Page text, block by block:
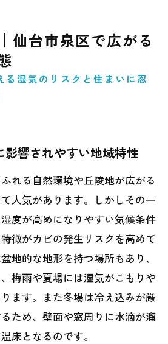
るカビ予防の習慣
心して暮らすために
仙台市泉区で広がる
る湿気のリスクと住まいに忍
響されやすい地域特性
れる自然環境や丘陵地が広がる
人気があります。しかしその一
度が高めになりやすい気候条件
徴がカビの発生リスクを高めて
地的な地形を持つ場所もあり、
梅雨や夏場には湿気がこもりや
ます。また冬場は冷え込みが厳
ため、壁面や窓周りに水滴が溜
床となるのです。